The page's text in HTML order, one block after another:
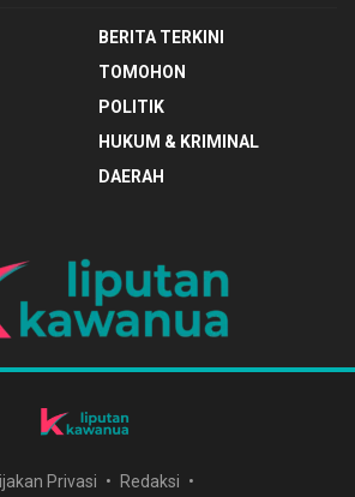
BERITA TERKINI
TOMOHON
POLITIK
HUKUM & KRIMINAL
DAERAH
Privasi Redaksi